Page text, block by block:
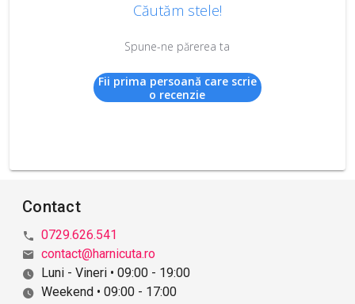
Căutăm stele!
Spune-ne părerea ta
Fii prima persoană care scrie
o recenzie
Contact
0729.626.541
contact@harnicuta.ro
Luni - Vineri • 09:00 - 19:00
Weekend • 09:00 - 17:00